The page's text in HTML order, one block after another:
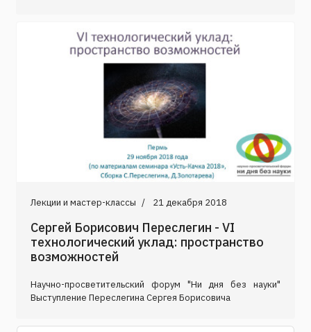
Лекции и мастер-классы 21 декабря 2018
Сергей Борисович Переслегин - VI
технологический уклад: пространство
возможностей
Научно-просветительский форум "Ни дня без науки"
Выступление Переслегина Сергея Борисовича